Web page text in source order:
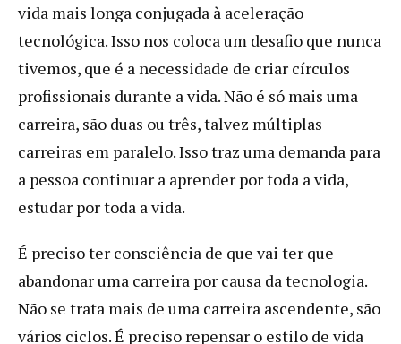
vida mais longa conjugada à aceleração
tecnológica. Isso nos coloca um desafio que nunca
tivemos, que é a necessidade de criar círculos
profissionais durante a vida. Não é só mais uma
carreira, são duas ou três, talvez múltiplas
carreiras em paralelo. Isso traz uma demanda para
a pessoa continuar a aprender por toda a vida,
estudar por toda a vida.
É preciso ter consciência de que vai ter que
abandonar uma carreira por causa da tecnologia.
Não se trata mais de uma carreira ascendente, são
vários ciclos. É preciso repensar o estilo de vida